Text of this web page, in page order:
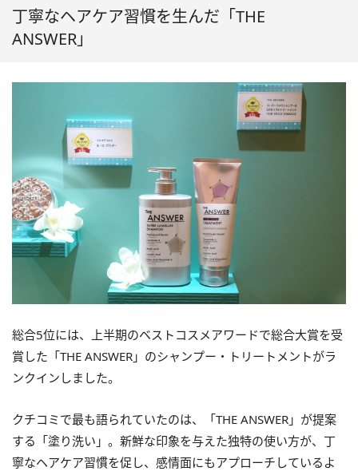
丁寧なヘアケア習慣を生んだ「THE
ANSWER」
総合5位には、上半期のベストコスメアワードで総合大賞を受
賞した「THE ANSWER」のシャンプー・トリートメントがラ
ンクインしました。
クチコミで最も語られていたのは、「THE ANSWER」が提案
する「塗り洗い」。新鮮な印象を与えた独特の使い方が、丁
寧なヘアケア習慣を促し、感情面にもアプローチしているよ